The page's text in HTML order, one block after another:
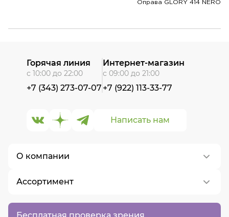
Оправа GLORY 414 NERO
Бесплатная проверка зрения
О компании
О нас
Контакты
Ассортимент
Написать нам
Горячая линия
с 10:00 до 22:00
+7 (343) 273-07-07
Интернет-магазин
с 09:00 до 21:00
+7 (922) 113-33-77